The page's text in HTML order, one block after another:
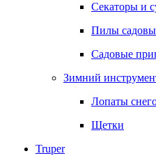
Секаторы и
Пилы
Садовые
Зимний
Лопаты
Щетки
Truper